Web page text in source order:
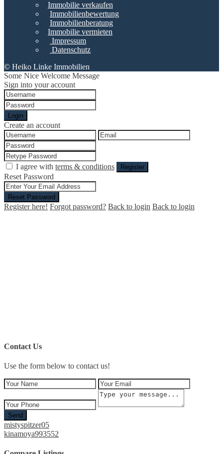
Immobilie verkaufen
Immobilienbewertung
Immobilienberatung
Immobilie vermieten
Impressum
Datenschutz
© Heiko Linke Immobilien
Some Nice Welcome Message
Sign into your account
Login
Create an account
I agree with terms & conditions Register
Reset Password
Reset Password
Register here! Forgot password? Back to login Back to login
Contact Us
Use the form below to contact us!
Send
mistyspitzer05
kinamoya993552